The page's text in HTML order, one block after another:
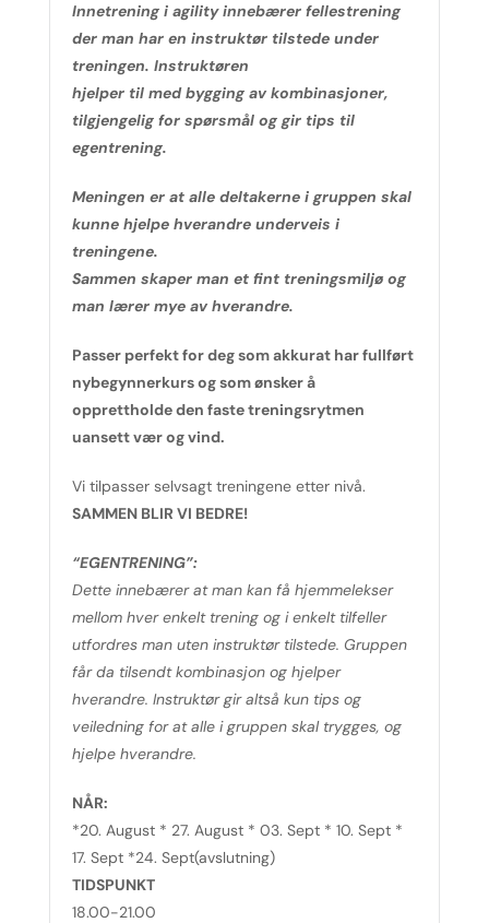
Innetrening i agility innebærer fellestrening
der man har en instruktør tilstede under
treningen. Instruktøren
hjelper til med bygging av kombinasjoner,
tilgjengelig for spørsmål og gir tips til
egentrening.
Meningen er at alle deltakerne i gruppen skal
kunne hjelpe hverandre underveis i
treningene.
Sammen skaper man et fint treningsmiljø og
man lærer mye av hverandre.
Passer perfekt for deg som akkurat har fullført
nybegynnerkurs og som ønsker å
opprettholde den faste treningsrytmen
uansett vær og vind.
Vi tilpasser selvsagt treningene etter nivå.
SAMMEN BLIR VI BEDRE!
“EGENTRENING”:
Dette innebærer at man kan få hjemmelekser
mellom hver enkelt trening og i enkelt tilfeller
utfordres man uten instruktør tilstede. Gruppen
får da tilsendt kombinasjon og hjelper
hverandre. Instruktør gir altså kun tips og
veiledning for at alle i gruppen skal trygges, og
hjelpe hverandre.
NÅR:
*20. August * 27. August * 03. Sept * 10. Sept *
17. Sept *24. Sept(avslutning)
TIDSPUNKT
18.00-21.00